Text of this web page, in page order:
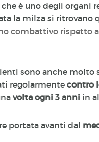
che è uno degli organi
la milza si ritrovano
combattivo rispetto
sono anche
regolarmentecontro
volta ogni 3 anni in
portata avanti dal